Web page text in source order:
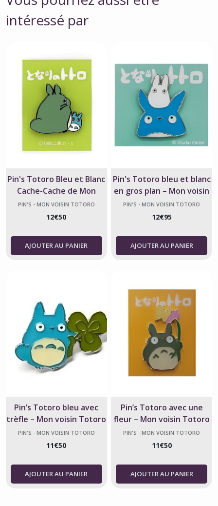
intéressé par
Pin's Totoro Bleu et Blanc
Cache-Cache de Mon
Voisin Totoro
PIN'S - MON VOISIN TOTORO
12€50
AJOUTER AU PANIER
Pin's Totoro bleu et blanc
en gros plan – Mon voisin
Totoro – Studio Ghibli
PIN'S - MON VOISIN TOTORO
12€95
AJOUTER AU PANIER
Pin’s Totoro bleu avec
trèfle – Mon voisin Totoro
– Studio Ghibli
PIN'S - MON VOISIN TOTORO
11€50
AJOUTER AU PANIER
Pin’s Totoro avec une
fleur – Mon voisin Totoro
– Studio Ghibli
PIN'S - MON VOISIN TOTORO
11€50
AJOUTER AU PANIER